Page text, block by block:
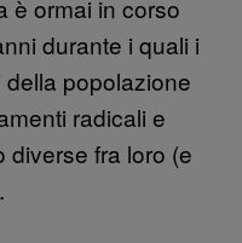
è ormai in corso
durante i quali i
popolazione
radicali e
diverse fra loro (e